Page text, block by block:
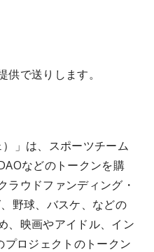
供で送りします。
）」は、スポーツチーム
などのトークンを購
ラウドファンディング・
野球、バスケ、などの
、映画やアイドル、イン
ロジェクトのトークン